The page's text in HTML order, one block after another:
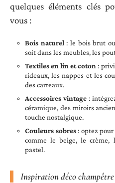
quelques éléments clés
vous :
Bois naturel: le bois brut
soit dans les meubles, les
Textiles en lin et coton:
rideaux, les nappes et les
des carreaux.
Accessoires vintage :
céramique, des miroirs
touche nostalgique.
Couleurs sobres: optez pour
comme le beige, le crème,
pastel.
Inspiration déco champêtre